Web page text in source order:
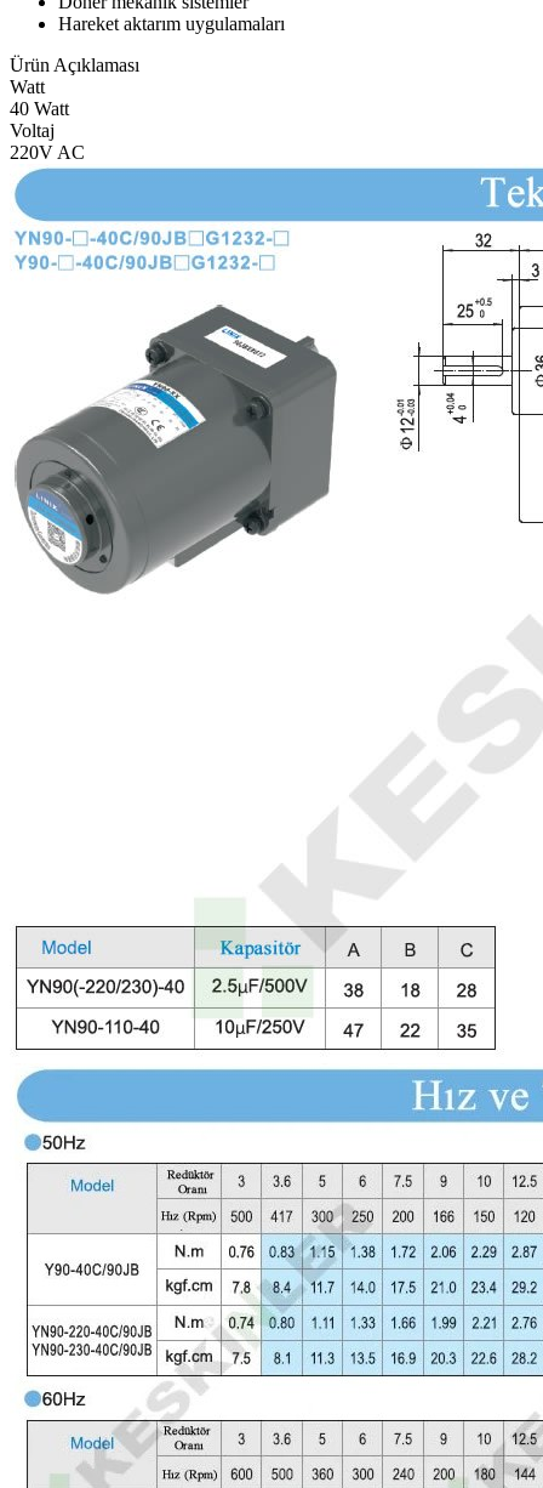
Hareket aktarım uygulamaları
Ürün Açıklaması
Watt
40 Watt
Voltaj
220V AC